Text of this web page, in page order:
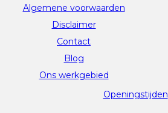
Algemene voorwaarden
Disclaimer
Contact
Blog
Ons werkgebied
Openingstijden